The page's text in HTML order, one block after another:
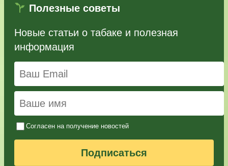
Полезные советы
Новые статьи о табаке и полезная
информация
Согласен на получение новостей
Подписаться